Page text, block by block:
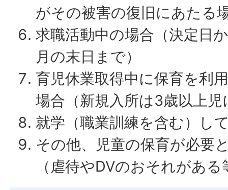
がその被害の復旧にあたる
求職活動中の場合（決定日
月の末日まで）
育児休業取得中に保育を利
場合（新規入所は3歳以上児
就学（職業訓練を含む）し
その他、児童の保育が必要
（虐待やDVのおそれがある